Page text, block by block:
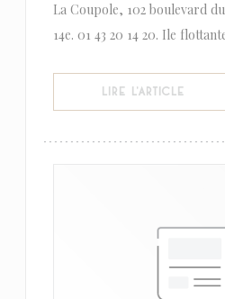
La Coupole, 102 boulevard
14e. 01 43 20 14 20. Ile
LIRE L'ARTICLE